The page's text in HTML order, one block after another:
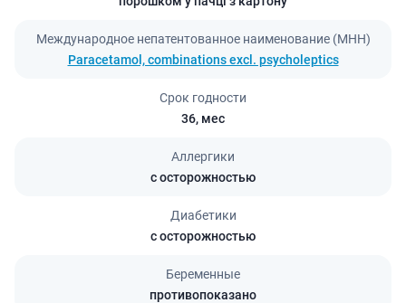
Международное непатентованное наименование (МНН)
Paracetamol, combinations excl. psycholeptics
Срок годности
36, мес
Аллергики
с осторожностью
Диабетики
с осторожностью
Беременные
противопоказано